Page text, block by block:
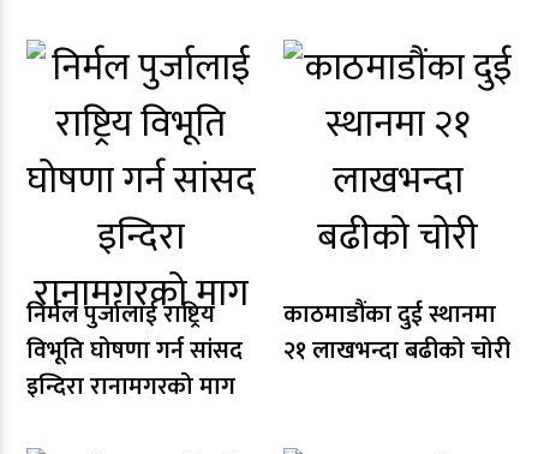
निर्मल पुर्जालाई राष्ट्रिय
विभूति घोषणा गर्न सांसद
इन्दिरा रानामगरको माग
काठमाडौंका दुई स्थानमा
२१ लाखभन्दा बढीको चोरी